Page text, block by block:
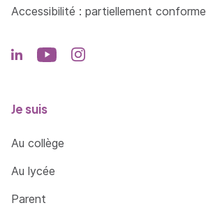
Accessibilité : partiellement conforme
Je suis
Au collège
Au lycée
Parent